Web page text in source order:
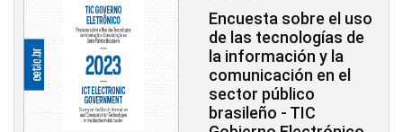
Encuesta sobre el uso
de las tecnologías de
la información y la
comunicación en el
sector público
brasileño - TIC